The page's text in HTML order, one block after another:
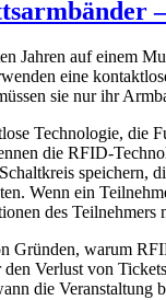
Jahren auf einem
eine
sie nur ihr
Technologie, die
die RFID-
speichern,
Wenn ein
des
Gründen, warum
den Verlust von
die Veranstaltung